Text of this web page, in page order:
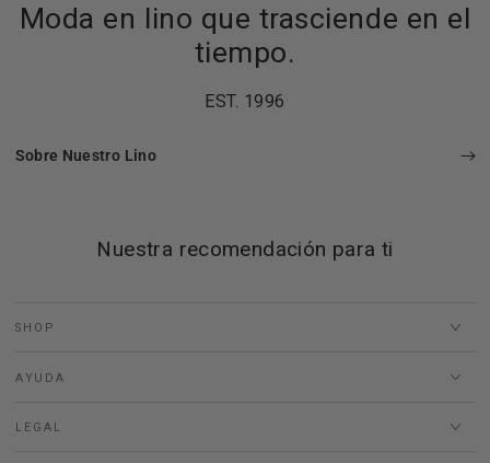
Moda en lino que trasciende en el
tiempo.
EST. 1996
Sobre Nuestro Lino
Nuestra recomendación para ti
SHOP
AYUDA
LEGAL